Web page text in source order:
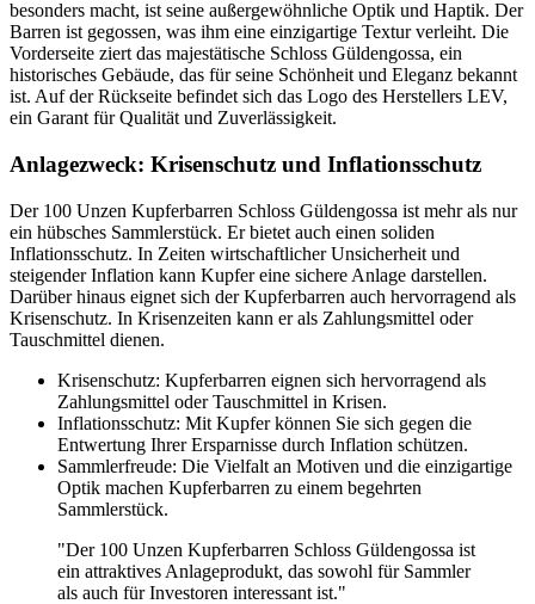
besonders macht, ist seine außergewöhnliche Optik und Haptik. Der
Barren ist gegossen, was ihm eine einzigartige Textur verleiht. Die
Vorderseite ziert das majestätische Schloss Güldengossa, ein
historisches Gebäude, das für seine Schönheit und Eleganz bekannt
ist. Auf der Rückseite befindet sich das Logo des Herstellers LEV,
ein Garant für Qualität und Zuverlässigkeit.
Anlagezweck: Krisenschutz und Inflationsschutz
Der 100 Unzen Kupferbarren Schloss Güldengossa ist mehr als nur
ein hübsches Sammlerstück. Er bietet auch einen soliden
Inflationsschutz. In Zeiten wirtschaftlicher Unsicherheit und
steigender Inflation kann Kupfer eine sichere Anlage darstellen.
Darüber hinaus eignet sich der Kupferbarren auch hervorragend als
Krisenschutz. In Krisenzeiten kann er als Zahlungsmittel oder
Tauschmittel dienen.
Krisenschutz: Kupferbarren eignen sich hervorragend als
Zahlungsmittel oder Tauschmittel in Krisen.
Inflationsschutz: Mit Kupfer können Sie sich gegen die
Entwertung Ihrer Ersparnisse durch Inflation schützen.
Sammlerfreude: Die Vielfalt an Motiven und die einzigartige
Optik machen Kupferbarren zu einem begehrten
Sammlerstück.
"Der 100 Unzen Kupferbarren Schloss Güldengossa ist
ein attraktives Anlageprodukt, das sowohl für Sammler
als auch für Investoren interessant ist."